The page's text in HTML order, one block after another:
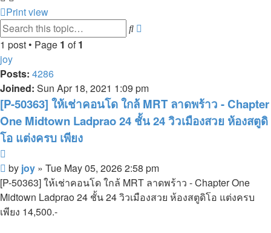
Print view
Search
1 post • Page 1 of1
joy
Posts: 4286
Joined: Sun Apr 18, 2021 1:09 pm
[P-50363] ให้เช่าคอนโด ใกล้ MRT ลาดพร้าว - Chapter
One Midtown Ladprao 24 ชั้น 24 วิวเมืองสวย ห้องสตูดิ
โอ แต่งครบ เพียง
Post
by joy » Tue May 05, 2026 2:58 pm
[P-50363] ให้เช่าคอนโด ใกล้ MRT ลาดพร้าว - Chapter One
Midtown Ladprao 24 ชั้น 24 วิวเมืองสวย ห้องสตูดิโอ แต่งครบ
เพียง 14,500.-